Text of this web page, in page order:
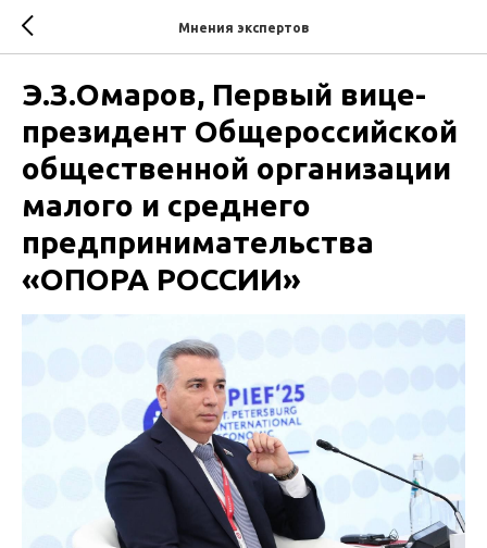
Мнения экспертов
Э.З.Омаров, Первый вице-
президент Общероссийской
общественной организации
малого и среднего
предпринимательства
«ОПОРА РОССИИ»